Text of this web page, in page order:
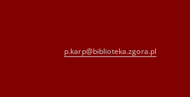
p.karp@biblioteka.zgora.pl